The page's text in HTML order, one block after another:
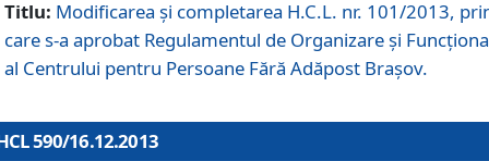
Titlu: Modificarea şi completarea H.C.L. nr. 101/2013,
care s-a aprobat Regulamentul de Organizare şi
al Centrului pentru Persoane Fără Adăpost Braşov.
590/16.12.2013